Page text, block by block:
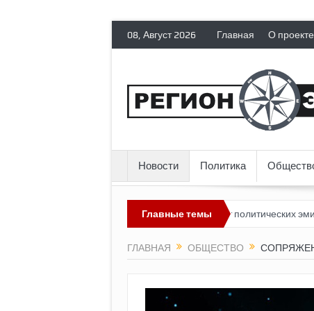
08, Август 2026 Главная О проекте
Новости Политика
Главные темы
Россия лишает политических эмигрантов
ГЛАВНАЯ ОБЩЕСТВО